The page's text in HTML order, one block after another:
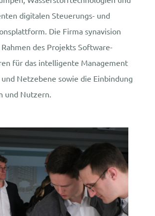
digitalen Steuerungs- und
Die Firma synavision
des Projekts Software-
für das intelligente Management
Netzebene sowie die Einbindung
und Nutzern.